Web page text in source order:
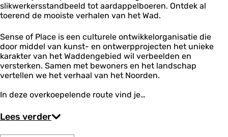
k
e
i
s
s
e
slikwerkersstandbeeld tot aardappelboeren. Ontdek al
toerend de mooiste verhalen van het Wad.
Sense of Place is een culturele ontwikkelorganisatie die
door middel van kunst- en ontwerpprojecten het unieke
karakter van het Waddengebied wil verbeelden en
versterken. Samen met bewoners en het landschap
vertellen we het verhaal van het Noorden.
In deze overkoepelende route vind je…
Lees verder